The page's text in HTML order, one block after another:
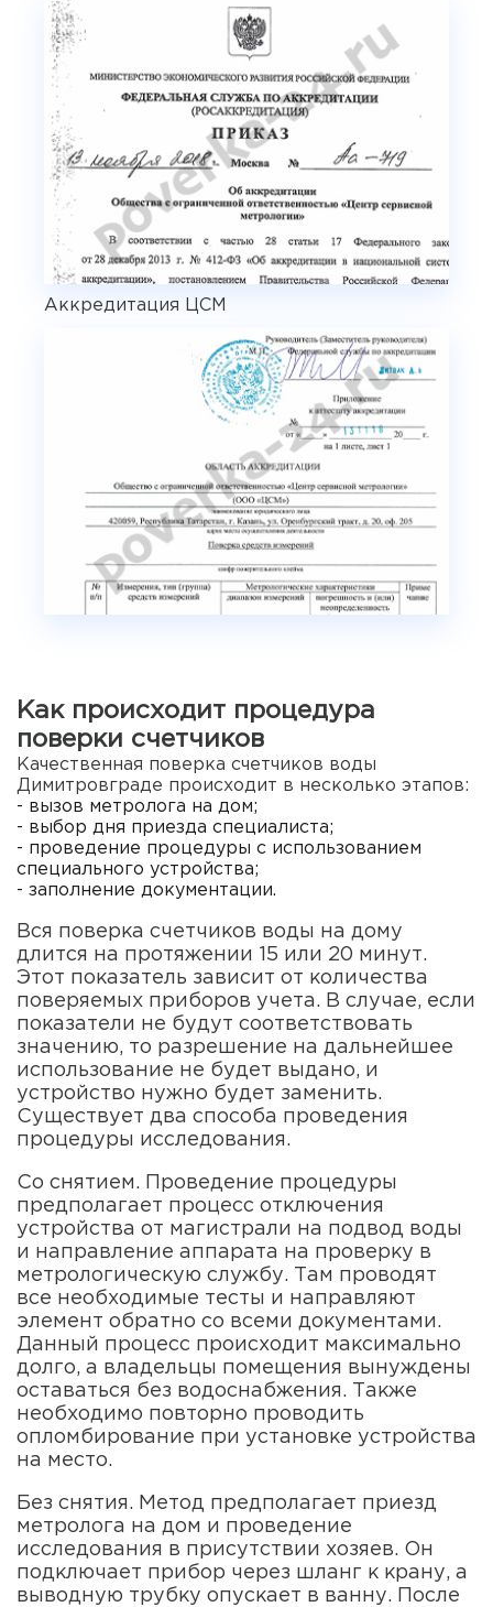
Аккредитация ЦСМ
Как происходит процедура
поверки счетчиков
Качественная поверка счетчиков воды
Димитровграде происходит в несколько этапов:
- вызов метролога на дом;
- выбор дня приезда специалиста;
- проведение процедуры с использованием
специального устройства;
- заполнение документации.
Вся поверка счетчиков воды на дому
длится на протяжении 15 или 20 минут.
Этот показатель зависит от количества
поверяемых приборов учета. В случае, если
показатели не будут соответствовать
значению, то разрешение на дальнейшее
использование не будет выдано, и
устройство нужно будет заменить.
Существует два способа проведения
процедуры исследования.
Со снятием. Проведение процедуры
предполагает процесс отключения
устройства от магистрали на подвод воды
и направление аппарата на проверку в
метрологическую службу. Там проводят
все необходимые тесты и направляют
элемент обратно со всеми документами.
Данный процесс происходит максимально
долго, а владельцы помещения вынуждены
оставаться без водоснабжения. Также
необходимо повторно проводить
опломбирование при установке устройства
на место.
Без снятия. Метод предполагает приезд
метролога на дом и проведение
исследования в присутствии хозяев. Он
подключает прибор через шланг к крану, а
выводную трубку опускает в ванну. После